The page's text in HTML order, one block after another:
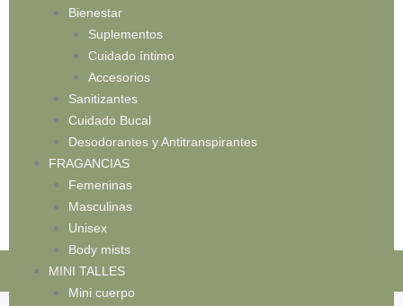
Bienestar
Suplementos
Cuidado íntimo
Accesorios
Sanitizantes
Cuidado Bucal
Desodorantes y Antitranspirantes
FRAGANCIAS
Femeninas
Masculinas
Unisex
Body mists
MINI TALLES
Mini cuerpo
A PARTIR DE $119.999! 🚚